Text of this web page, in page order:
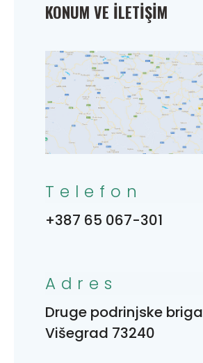
KONUM VE İLETIŞIM
Telefon
+387 65 067-301
Adres
Druge podrinjske
Višegrad 73240